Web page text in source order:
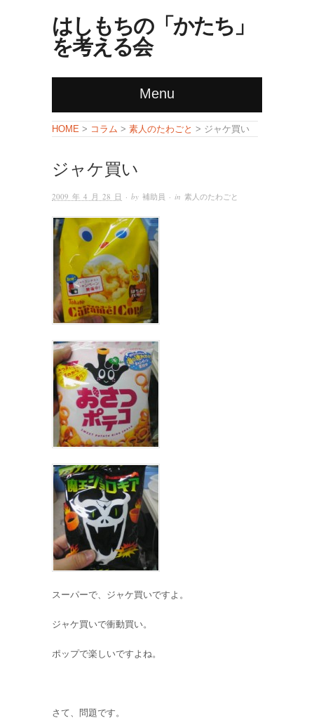
はしもちの「かたち」
を考える会
Menu
HOME > コラム > 素人のたわごと > ジャケ買い
ジャケ買い
2009 年 4 月 28 日 · by 補助員 · in 素人のたわごと
スーパーで、ジャケ買いですよ。
ジャケ買いで衝動買い。
ポップで楽しいですよね。
さて、問題です。